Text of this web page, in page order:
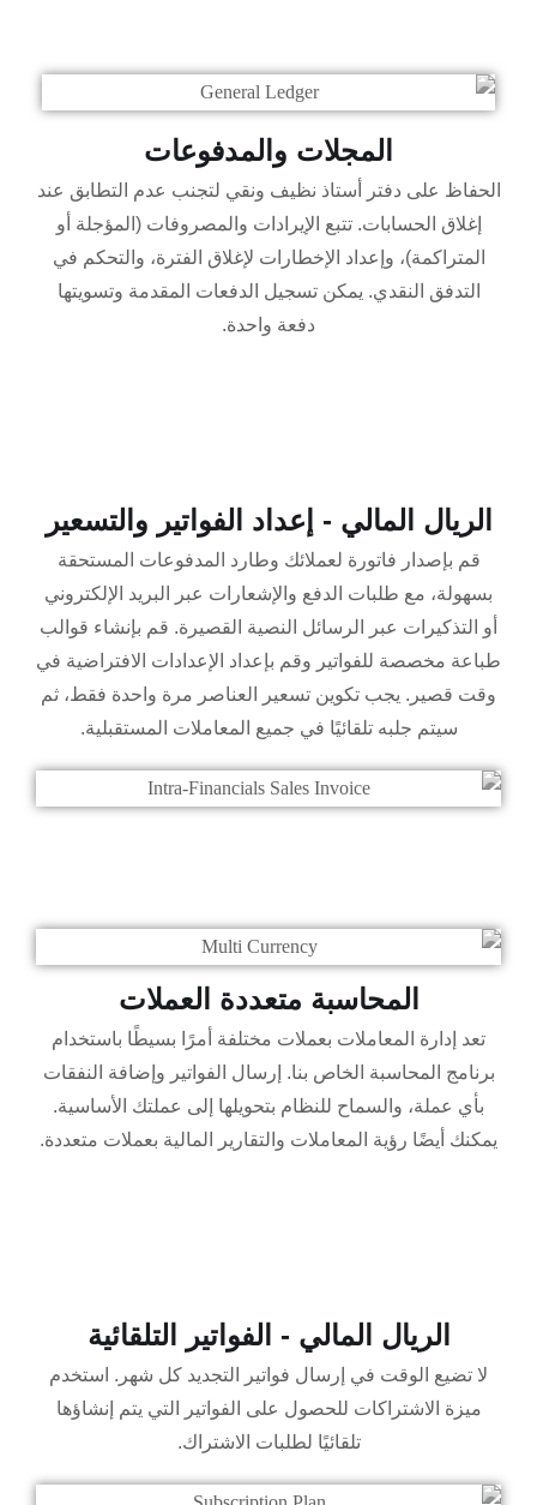
المجلات والمدفوعات
الحفاظ على دفتر أستاذ نظيف ونقي لتجنب عدم التطابق عند
إغلاق الحسابات. تتبع الإيرادات والمصروفات (المؤجلة أو
المتراكمة)، وإعداد الإخطارات لإغلاق الفترة، والتحكم في
التدفق النقدي. يمكن تسجيل الدفعات المقدمة وتسويتها
دفعة واحدة.
الريال المالي - إعداد الفواتير والتسعير
قم بإصدار فاتورة لعملائك وطارد المدفوعات المستحقة
بسهولة، مع طلبات الدفع والإشعارات عبر البريد الإلكتروني
أو التذكيرات عبر الرسائل النصية القصيرة. قم بإنشاء قوالب
طباعة مخصصة للفواتير وقم بإعداد الإعدادات الافتراضية في
وقت قصير. يجب تكوين تسعير العناصر مرة واحدة فقط، ثم
سيتم جلبه تلقائيًا في جميع المعاملات المستقبلية.
المحاسبة متعددة العملات
تعد إدارة المعاملات بعملات مختلفة أمرًا بسيطًا باستخدام
برنامج المحاسبة الخاص بنا. إرسال الفواتير وإضافة النفقات
بأي عملة، والسماح للنظام بتحويلها إلى عملتك الأساسية.
يمكنك أيضًا رؤية المعاملات والتقارير المالية بعملات متعددة.
الريال المالي - الفواتير التلقائية
لا تضيع الوقت في إرسال فواتير التجديد كل شهر. استخدم
ميزة الاشتراكات للحصول على الفواتير التي يتم إنشاؤها
تلقائيًا لطلبات الاشتراك.